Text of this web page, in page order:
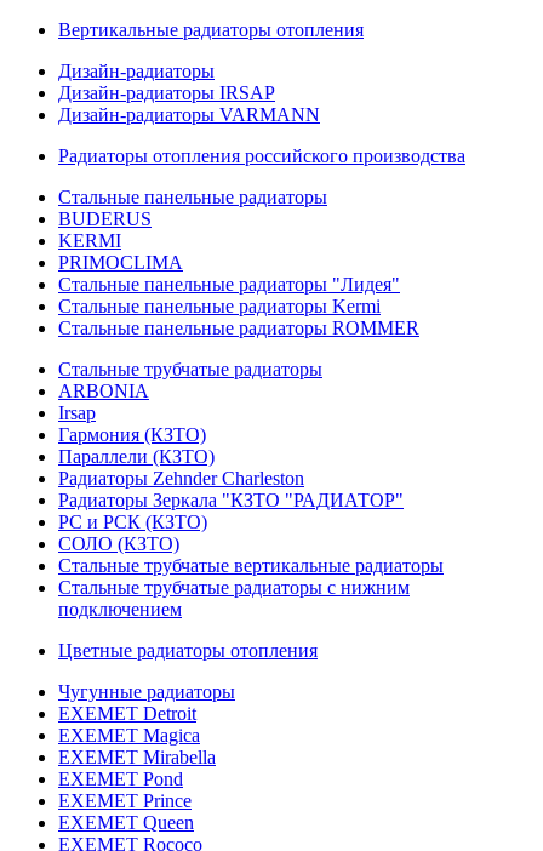
Вертикальные радиаторы отопления
Дизайн-радиаторы
Дизайн-радиаторы IRSAP
Дизайн-радиаторы VARMANN
Радиаторы отопления российского производства
Стальные панельные радиаторы
BUDERUS
KERMI
PRIMOCLIMA
Стальные панельные радиаторы "Лидея"
Стальные панельные радиаторы Kermi
Стальные панельные радиаторы ROMMER
Стальные трубчатые радиаторы
ARBONIA
Irsap
Гармония (КЗТО)
Параллели (КЗТО)
Радиаторы Zehnder Charleston
Радиаторы Зеркала "КЗТО "РАДИАТОР"
РС и РСК (КЗТО)
СОЛО (КЗТО)
Стальные трубчатые вертикальные радиаторы
Стальные трубчатые радиаторы с нижним
подключением
Цветные радиаторы отопления
Чугунные радиаторы
EXEMET Detroit
EXEMET Magica
EXEMET Mirabella
EXEMET Pond
EXEMET Prince
EXEMET Queen
EXEMET Rococo